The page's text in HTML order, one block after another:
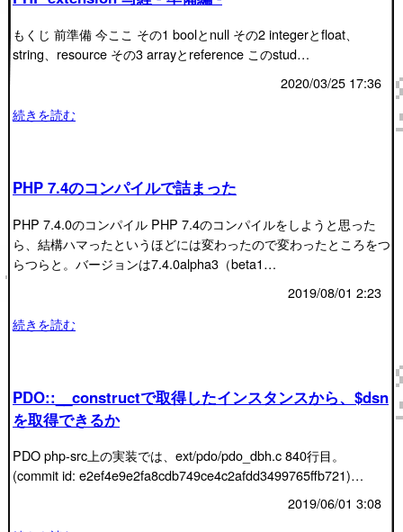
もくじ 前準備 今ここ その1 boolとnull その2 integerとfloat、
string、resource その3 arrayとreference このstud…
2020/03/25 17:36
続きを読む
PHP 7.4のコンパイルで詰まった
PHP 7.4.0のコンパイル PHP 7.4のコンパイルをしようと思った
ら、結構ハマったというほどには変わったので変わったところをつ
らつらと。バージョンは7.4.0alpha3（beta1…
2019/08/01 2:23
続きを読む
PDO::__constructで取得したインスタンスから、$dsn
を取得できるか
PDO php-src上の実装では、ext/pdo/pdo_dbh.c 840行目。
(commit id: e2ef4e9e2fa8cdb749ce4c2afdd3499765ffb721)…
2019/06/01 3:08